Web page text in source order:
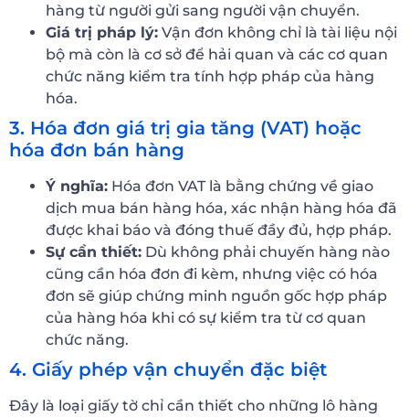
hàng từ người gửi sang người vận chuyển.
Giá trị pháp lý: Vận đơn không chỉ là tài liệu nội
bộ mà còn là cơ sở để hải quan và các cơ quan
chức năng kiểm tra tính hợp pháp của hàng
hóa.
3. Hóa đơn giá trị gia tăng (VAT) hoặc
hóa đơn bán hàng
Ý nghĩa: Hóa đơn VAT là bằng chứng về giao
dịch mua bán hàng hóa, xác nhận hàng hóa đã
được khai báo và đóng thuế đầy đủ, hợp pháp.
Sự cần thiết: Dù không phải chuyến hàng nào
cũng cần hóa đơn đi kèm, nhưng việc có hóa
đơn sẽ giúp chứng minh nguồn gốc hợp pháp
của hàng hóa khi có sự kiểm tra từ cơ quan
chức năng.
4. Giấy phép vận chuyển đặc biệt
Đây là loại giấy tờ chỉ cần thiết cho những lô hàng